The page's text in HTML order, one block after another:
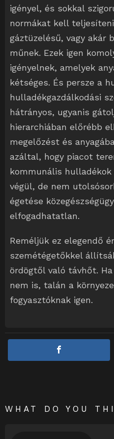
igényel, és sokkal
normákat kell
gáztüzelésű, vagy akár
műnek. Ezek igen
igényelnek, amelyek
kétséges. És persze a
hulladékgazdálkodási
hátrányos, ugyanis
hierarchiában előrébb
megelőzést és
azáltal, hogy piacot
kommunális
végül, de nem
égetése
elfogadhatatlan.
Reméljük ez elegendő
szemétégetőkkel
ördögtől való távhőt.
nem is, talán a
fogyasztóknak igen.
WHAT DO YOU